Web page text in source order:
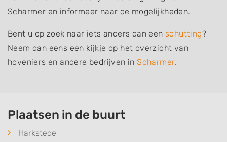
Scharmer en informeer naar de mogelijkheden.
Bent u op zoek naar iets anders dan een schutting?
Neem dan eens een kijkje op het overzicht van
hoveniers en andere bedrijven inScharmer.
Plaatsen in de buurt
Harkstede